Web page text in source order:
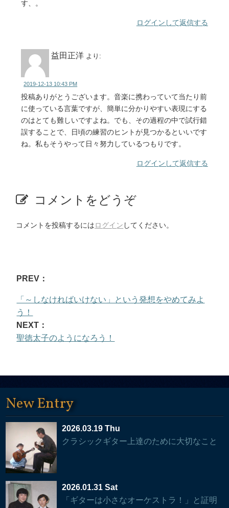
す、。
ログインして返信する
益田正洋 より:
2019-12-13 10:43 PM
投稿ありがとうございます。音楽に携わっていて当たり前
に使っている言葉ですが、簡単に分かりやすい表現にする
のはとても難しいですよね。でも、その過程の中で試行錯
誤することで、日頃の練習のヒントが見つかるといいです
ね。私もそうやって日々努力しているつもりです。
ログインして返信する
コメントをどうぞ
コメントを投稿するにはログイン してください。
PREV：
「～しなければいけない」という発想をやめてみよ
う！
NEXT：
聖徳太子のようになろう！
New Entry
2026.03.19 Thu
クラシックギター上達のために大切なこと
2026.01.31 Sat
「ギターは小さなオーケストラ！」と証明